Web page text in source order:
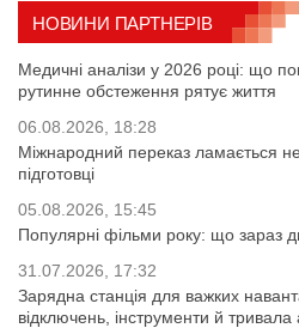
НОВИНИ ПАРТНЕРІВ
Медичні аналізи у 2026 році: що
рутинне обстеження рятує життя
06.08.2026, 18:28
Міжнародний переказ ламається
підготовці
05.08.2026, 15:45
Популярні фільми року: що зараз
31.07.2026, 17:32
Зарядна станція для важких
відключень, інструменти й тривала